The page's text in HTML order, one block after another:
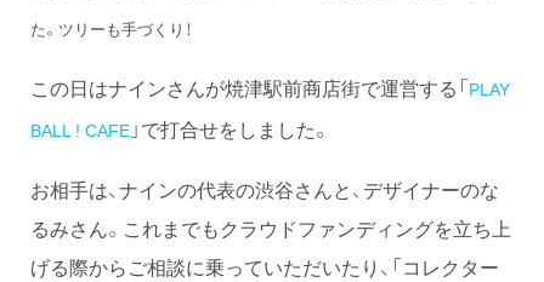
た。ツリーも手づくり！
この日はナインさんが焼津駅前商店街で運営する「PLAY
BALL ! CAFE 」で打合せをしました。
お相手は、ナインの代表の渋谷さんと、デザイナーのな
るみさん。これまでもクラウドファンディングを立ち上
げる際からご相談に乗っていただいたり、「コレクター